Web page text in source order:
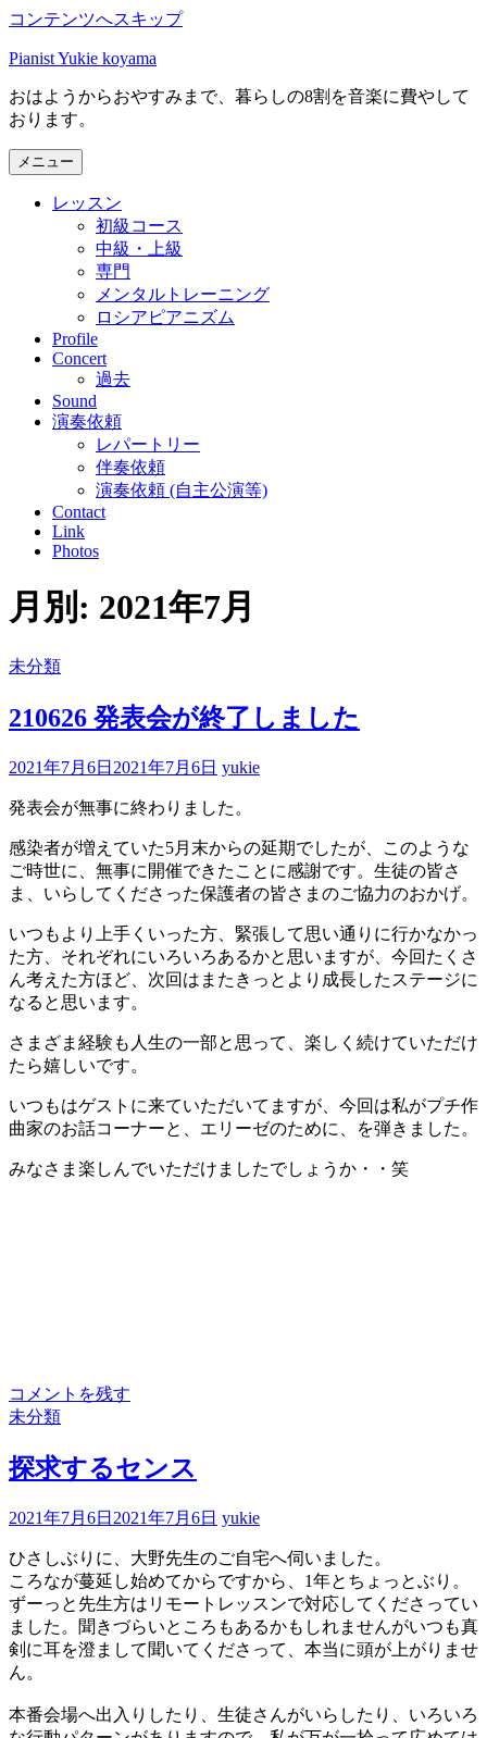
コンテンツへスキップ
Pianist Yukie koyama
おはようからおやすみまで、暮らしの8割を音楽に費やして
おります。
メニュー
レッスン
初級コース
中級・上級
専門
メンタルトレーニング
ロシアピアニズム
Profile
Concert
過去
Sound
演奏依頼
レパートリー
伴奏依頼
演奏依頼 (自主公演等)
Contact
Link
Photos
月別: 2021年7月
未分類
210626 発表会が終了しました
2021年7月6日 2021年7月6日 yukie
発表会が無事に終わりました。
感染者が増えていた5月末からの延期でしたが、このような
ご時世に、無事に開催できたことに感謝です。生徒の皆さ
ま、いらしてくださった保護者の皆さまのご協力のおかげ。
いつもより上手くいった方、緊張して思い通りに行かなかっ
た方、それぞれにいろいろあるかと思いますが、今回たくさ
ん考えた方ほど、次回はまたきっとより成長したステージに
なると思います。
さまざま経験も人生の一部と思って、楽しく続けていただけ
たら嬉しいです。
いつもはゲストに来ていただいてますが、今回は私がプチ作
曲家のお話コーナーと、エリーゼのために、を弾きました。
みなさま楽しんでいただけましたでしょうか・・笑
コメントを残す
未分類
探求するセンス
2021年7月6日 2021年7月6日 yukie
ひさしぶりに、大野先生のご自宅へ伺いました。
ころなが蔓延し始めてからですから、1年とちょっとぶり。
ずーっと先生方はリモートレッスンで対応してくださってい
ました。聞きづらいところもあるかもしれませんがいつも真
剣に耳を澄まして聞いてくださって、本当に頭が上がりませ
ん。
本番会場へ出入りしたり、生徒さんがいらしたり、いろいろ